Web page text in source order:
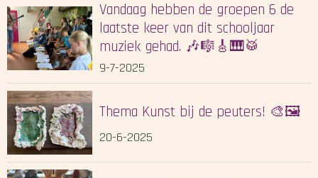
Vandaag hebben de groepen 6 de
laatste keer van dit schooljaar
muziek gehad. 🎶🎼🎸🎹🥁
9-7-2025
Thema Kunst bij de peuters! 🎨🖼️
20-6-2025